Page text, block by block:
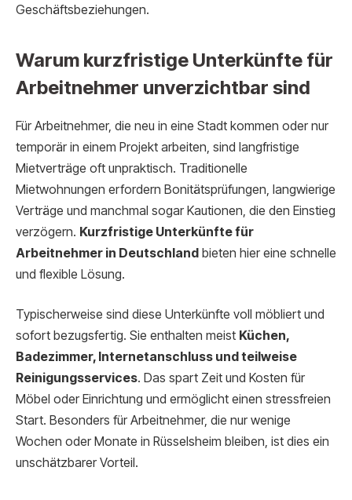
Geschäftsbeziehungen.
Warum kurzfristige Unterkünfte für
Arbeitnehmer unverzichtbar sind
Für Arbeitnehmer, die neu in eine Stadt kommen oder nur
temporär in einem Projekt arbeiten, sind langfristige
Mietverträge oft unpraktisch. Traditionelle
Mietwohnungen erfordern Bonitätsprüfungen, langwierige
Verträge und manchmal sogar Kautionen, die den Einstieg
verzögern. Kurzfristige Unterkünfte für
Arbeitnehmer in Deutschland bieten hier eine schnelle
und flexible Lösung.
Typischerweise sind diese Unterkünfte voll möbliert und
sofort bezugsfertig. Sie enthalten meist Küchen,
Badezimmer, Internetanschluss und teilweise
Reinigungsservices. Das spart Zeit und Kosten für
Möbel oder Einrichtung und ermöglicht einen stressfreien
Start. Besonders für Arbeitnehmer, die nur wenige
Wochen oder Monate in Rüsselsheim bleiben, ist dies ein
unschätzbarer Vorteil.